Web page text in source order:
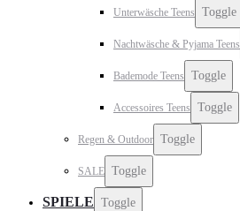
Unterwäsche Teens Toggle
Nachtwäsche & Pyjama Teens
Bademode Teens Toggle
Accessoires Teens Toggle
Regen & Outdoor Toggle
SALE Toggle
SPIELE Toggle